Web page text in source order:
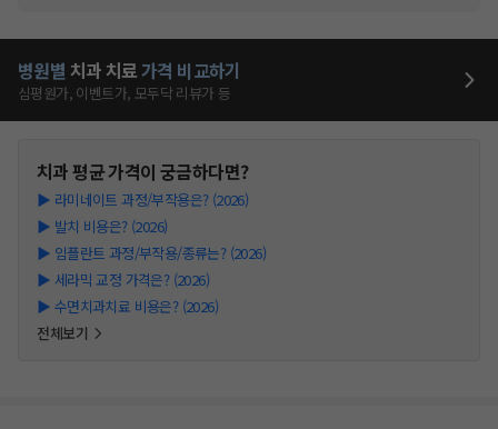
병원별 치과 치료가격 비교하기
심평원가, 이벤트가, 모두닥 리뷰가 등
치과평균 가격이 궁금하다면?
▶ 라미네이트 과정/부작용은? (2026)
▶ 발치 비용은? (2026)
▶ 임플란트 과정/부작용/종류는? (2026)
▶ 세라믹 교정 가격은? (2026)
▶ 수면치과치료 비용은? (2026)
전체보기